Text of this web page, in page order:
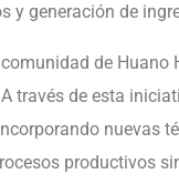
y generación de
de
través de esta
nuevas
productivos